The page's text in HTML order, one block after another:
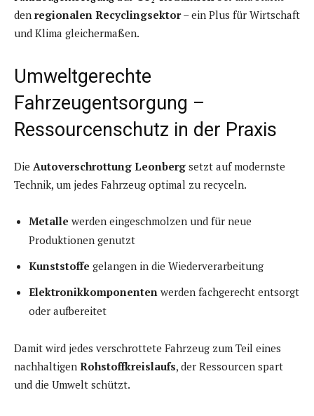
den regionalen Recyclingsektor– ein Plus für Wirtschaft
und Klima gleichermaßen.
Umweltgerechte
Fahrzeugentsorgung –
Ressourcenschutz in der Praxis
Die Autoverschrottung Leonberg setzt auf modernste
Technik, um jedes Fahrzeug optimal zu recyceln.
Metalle werden eingeschmolzen und für neue
Produktionen genutzt
Kunststoffe gelangen in die Wiederverarbeitung
Elektronikkomponenten werden fachgerecht entsorgt
oder aufbereitet
Damit wird jedes verschrottete Fahrzeug zum Teil eines
nachhaltigen Rohstoffkreislaufs, der Ressourcen spart
und die Umwelt schützt.